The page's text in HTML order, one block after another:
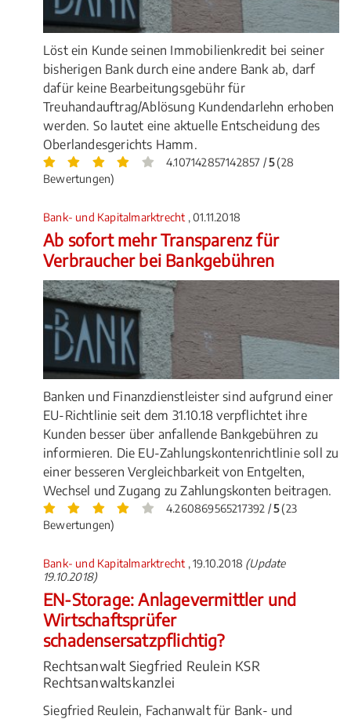
Löst ein Kunde seinen Immobilienkredit bei seiner
bisherigen Bank durch eine andere Bank ab, darf
dafür keine Bearbeitungsgebühr für
Treuhandauftrag/Ablösung Kundendarlehn erhoben
werden. So lautet eine aktuelle Entscheidung des
Oberlandesgerichts Hamm.
4.107142857142857 /5(28
Bewertungen)
Bank- und Kapitalmarktrecht , 01.11.2018
Ab sofort mehr Transparenz für
Verbraucher bei Bankgebühren
Banken und Finanzdienstleister sind aufgrund einer
EU-Richtlinie seit dem 31.10.18 verpflichtet ihre
Kunden besser über anfallende Bankgebühren zu
informieren. Die EU-Zahlungskontenrichtlinie soll zu
einer besseren Vergleichbarkeit von Entgelten,
Wechsel und Zugang zu Zahlungskonten beitragen.
4.260869565217392 /5(23
Bewertungen)
Bank- und Kapitalmarktrecht , 19.10.2018 (Update
19.10.2018)
EN-Storage: Anlagevermittler und
Wirtschaftsprüfer
schadensersatzpflichtig?
Rechtsanwalt Siegfried Reulein KSR
Rechtsanwaltskanzlei
Siegfried Reulein, Fachanwalt für Bank- und